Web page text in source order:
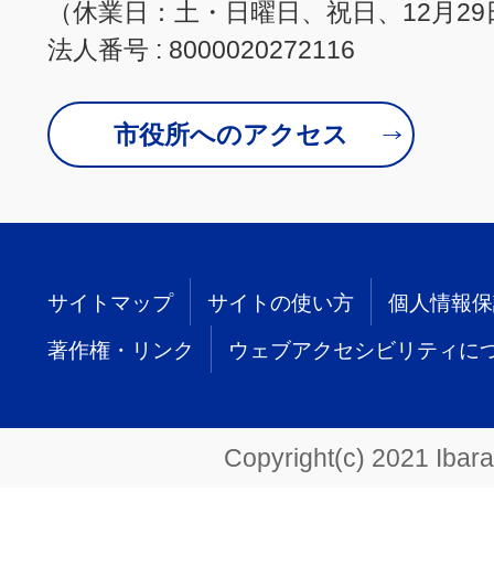
（休業日：土・日曜日、祝日、12月
法人番号 : 8000020272116
市役所へのアクセス
サイトマップ サイトの使い方 個人情報
著作権・リンク ウェブアクセシビリティに
Copyright(c) 2021